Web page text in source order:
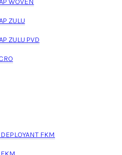
ZULU
ZULU PVD
FKM